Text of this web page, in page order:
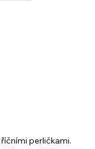
perličkami.